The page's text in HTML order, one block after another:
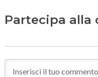
Partecipa